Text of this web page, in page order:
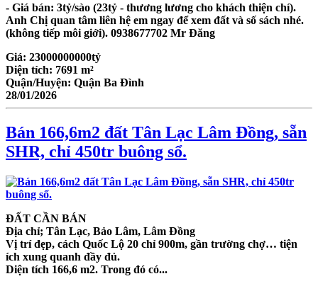
- Giá bán: 3tỷ/sào (23tỷ - thương lương cho khách thiện chí).
Anh Chị quan tâm liên hệ em ngay để xem đất và số sách nhé.
(không tiếp môi giới). 0938677702 Mr Đăng
Giá: 23000000000tỷ
Diện tích: 7691 m²
Quận/Huyện: Quận Ba Đình
28/01/2026
Bán 166,6m2 đất Tân Lạc Lâm Đồng, sẵn
SHR, chỉ 450tr buông sổ.
ĐẤT CẦN BÁN
Địa chỉ; Tân Lạc, Bảo Lâm, Lâm Đồng
Vị trí đẹp, cách Quốc Lộ 20 chỉ 900m, gần trường chợ… tiện
ích xung quanh đầy đủ.
Diện tích 166,6 m2. Trong đó có...